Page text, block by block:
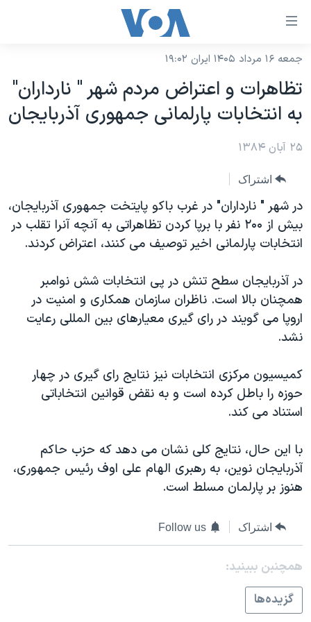
لینکهای
دسترسی
جهش
محتوای
اصلی
جهش
صفحه
اصلی
جهش
به
جستجو
نسخه سبک وب‌سایت
موضوع ها
ایران
آمریکا
جهان
ورزشی
گزیده‌ها
ویژه برنامه‌ها
ویدیوها
فرهنگ و زندگی
اقتصادی
علم و فناوری
گالری عکس
آرشیو پخش زنده
برنامه های تلویزیونی
جدول برنامه ها
صفحه‌های ویژه
جام جهانی ۲۰۲۶
عملیات خشم حماسی
۲۵۰سالگی آمریکا
بایگانی برنامه‌های تلویزیونی
مستندها
حمله جمهوری اسلامی به اسرائیل
رمز مهسا
اعتراضات زن، زندگی، آزادی
مجموعه مستندهای دادخواهی
دادگاه حمید نوری
چهل سال گروگان‌گیری
قانون شفافیت دارائی کادر رهبری ایران
اعتراضات مردمی آبان ۹۸
فرکانس‌های صدای آمریکا
پخش رادیویی
یادگیری زبان انگلیسی
دنبال کنید
زبانهای مختلف
جمعه ۱۶ مرداد ۱۴۰۵ ایران ۱۹:۰۲
تظاهرات و اعتراض مردم شهر " نارداران"
به انتخابات پارلمانی جمهوری آذربايجان
۲۵ آبان ۱۳۸۴
اشتراک
در شهر " نارداران" در غرب باکو پايتخت جمهوری آذربايجان،
بيش از ۲۰۰ نفر با برپا کردن تظاهراتی به آنچه آنرا تقلب در
انتخابات پارلمانی اخير توصيف می کنند، اعتراض کردند.
در آذربايجان سطح تنش در پی انتخابات شش نوامبر
همچنان بالا است. ناظران سازمان همکاری و امنيت در
اروپا می گويند در رای گيری معيارهای بين المللی رعايت
نشد.
کميسيون مرکزی انتخابات نيز نتايج رای گيری در چهار
حوزه را باطل کرده است و به نقض قوانين انتخاباتی
استناد می کند.
با اين حال، نتايج کلی نشان می دهد که حزب حاکم
آذربايجان نوين، به رهبری الهام علی اوف رئيس جمهوری،
هنوز بر پارلمان مسلط است.
اشتراک Follow us
همچنبن ببینید:
گزيده‌ها